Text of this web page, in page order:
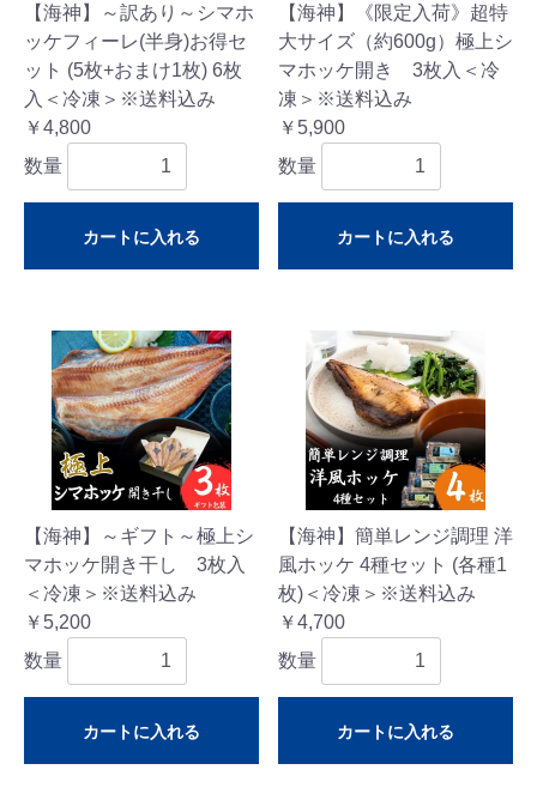
【海神】～訳あり～シマホ
ッケフィーレ(半身)お得セ
ット (5枚+おまけ1枚) 6枚
入＜冷凍＞※送料込み
￥4,800
数量
カートに入れる
【海神】《限定入荷》超特
大サイズ（約600g）極上シ
マホッケ開き 3枚入＜冷
凍＞※送料込み
￥5,900
数量
カートに入れる
【海神】～ギフト～極上シ
マホッケ開き干し 3枚入
＜冷凍＞※送料込み
￥5,200
数量
カートに入れる
【海神】簡単レンジ調理 洋
風ホッケ 4種セット (各種1
枚)＜冷凍＞※送料込み
￥4,700
数量
カートに入れる